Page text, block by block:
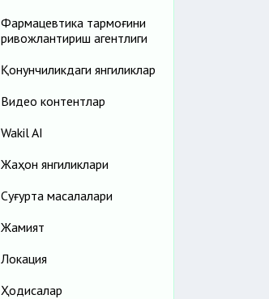
Фармацевтика тармоғини
ривожлантириш агентлиги
Қонунчиликдаги янгиликлар
Видео контентлар
Wakil AI
Жаҳон янгиликлари
Cуғурта масалалари
Жамият
Локация
Ҳодисалар